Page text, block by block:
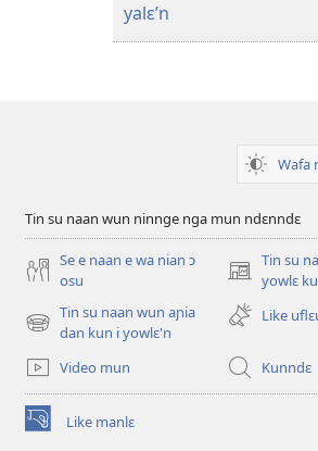
yalɛ’n
Wafa
Tin su naan wun ninnge nga mun ndɛnndɛ
Se e naan e wa nian ɔ
osu
Tin su
yowlɛ
(opens
new
window)
Tin su naan wun aɲia
dan kun i yowlɛ'n
(opens
window)
Like
Video mun Kunndɛ
Like manlɛ
(opens